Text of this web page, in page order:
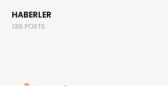
HABERLER
136 POSTS